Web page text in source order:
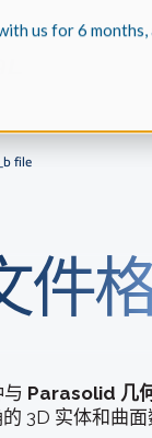
us for 6
file
件
Parasolid 几
3D 实体和曲面